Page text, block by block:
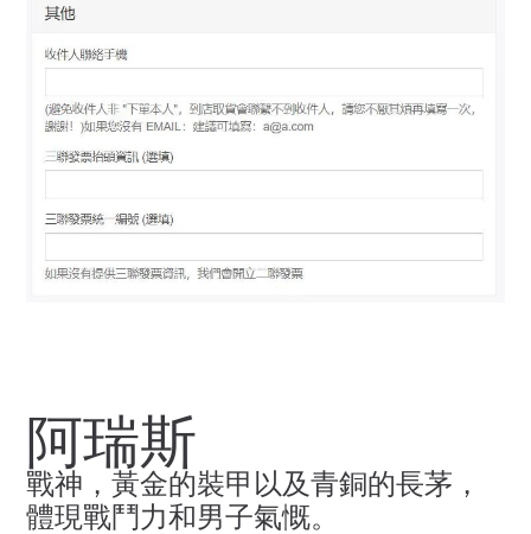
阿瑞斯
戰神，黃金的裝甲以及青銅的長茅，
體現戰鬥力和男子氣慨。